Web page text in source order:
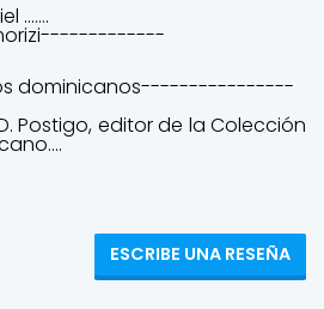
.......
dominicanos----------------
Postigo, editor de la Colección
ESCRIBE UNA RESEÑA